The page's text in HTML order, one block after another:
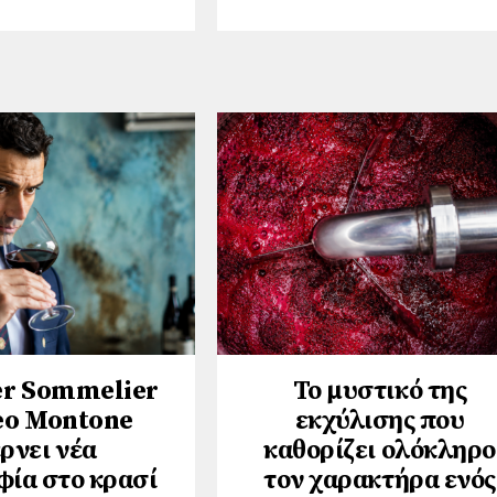
Sommelier
Montone
νέα
στο κρασί
Το μυστικό της
εκχύλισης που
καθορίζει ολόκληρο
τον χαρακτήρα ενός